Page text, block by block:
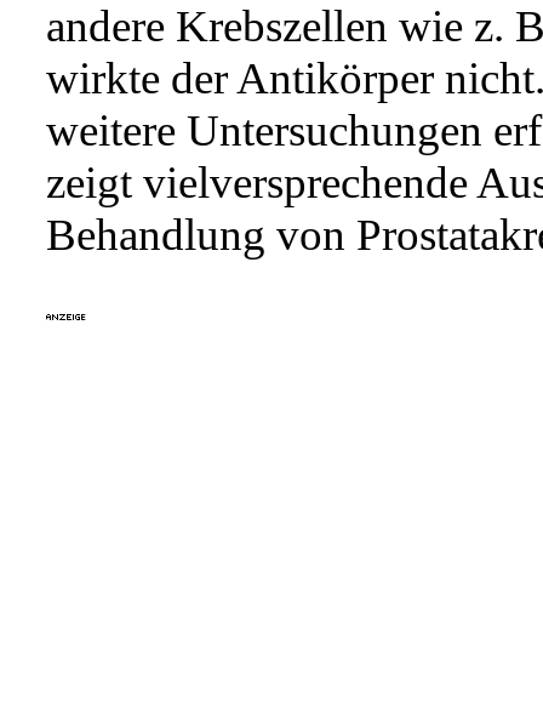
andere Krebszellen wie z.
wirkte der Antikörper
weitere Untersuchungen
zeigt vielversprechende
Behandlung von